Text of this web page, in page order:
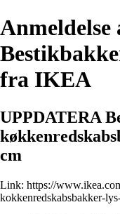
Anmeldelse
fra IKEA
UPPDATERA
cm
Link: https://
kokkenredskabsbakker-